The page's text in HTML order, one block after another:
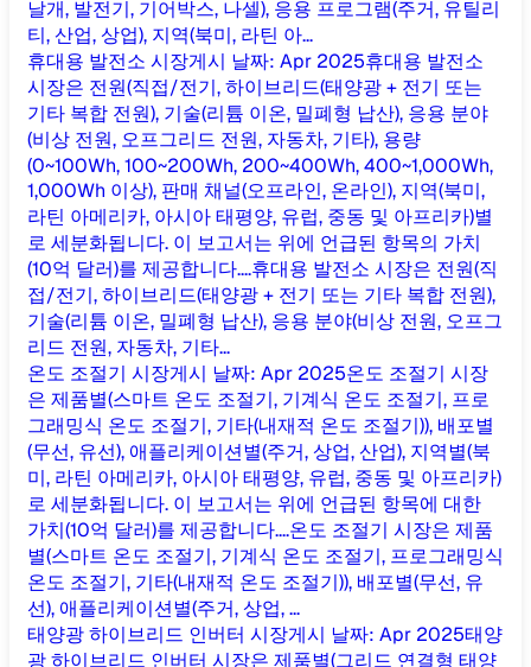
날개, 발전기, 기어박스, 나셀), 응용 프로그램(주거, 유틸리
티, 산업, 상업), 지역(북미, 라틴 아...
휴대용 발전소 시장게시 날짜: Apr 2025휴대용 발전소
시장은 전원(직접/전기, 하이브리드(태양광 + 전기 또는
기타 복합 전원), 기술(리튬 이온, 밀폐형 납산), 응용 분야
(비상 전원, 오프그리드 전원, 자동차, 기타), 용량
(0~100Wh, 100~200Wh, 200~400Wh, 400~1,000Wh,
1,000Wh 이상), 판매 채널(오프라인, 온라인), 지역(북미,
라틴 아메리카, 아시아 태평양, 유럽, 중동 및 아프리카)별
로 세분화됩니다. 이 보고서는 위에 언급된 항목의 가치
(10억 달러)를 제공합니다....휴대용 발전소 시장은 전원(직
접/전기, 하이브리드(태양광 + 전기 또는 기타 복합 전원),
기술(리튬 이온, 밀폐형 납산), 응용 분야(비상 전원, 오프그
리드 전원, 자동차, 기타...
온도 조절기 시장게시 날짜: Apr 2025온도 조절기 시장
은 제품별(스마트 온도 조절기, 기계식 온도 조절기, 프로
그래밍식 온도 조절기, 기타(내재적 온도 조절기)), 배포별
(무선, 유선), 애플리케이션별(주거, 상업, 산업), 지역별(북
미, 라틴 아메리카, 아시아 태평양, 유럽, 중동 및 아프리카)
로 세분화됩니다. 이 보고서는 위에 언급된 항목에 대한
가치(10억 달러)를 제공합니다....온도 조절기 시장은 제품
별(스마트 온도 조절기, 기계식 온도 조절기, 프로그래밍식
온도 조절기, 기타(내재적 온도 조절기)), 배포별(무선, 유
선), 애플리케이션별(주거, 상업, ...
태양광 하이브리드 인버터 시장게시 날짜: Apr 2025태양
광 하이브리드 인버터 시장은 제품별(그리드 연결형 태양